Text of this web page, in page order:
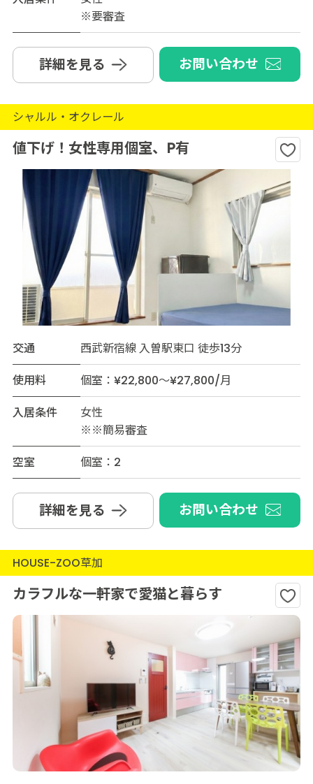
※要審査
詳細を見る お問い合わせ
シャルル・オクレール
値下げ！女性専用個室、P有
交通
西武新宿線 入曽駅東口 徒歩13分
使用料
個室：¥22,800～¥27,800/月
入居条件
女性
※※簡易審査
空室
個室：2
詳細を見る お問い合わせ
HOUSE-ZOO草加
カラフルな一軒家で愛猫と暮らす